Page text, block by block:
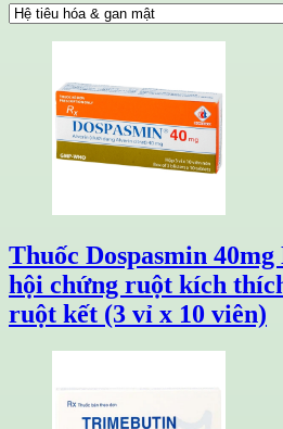
Thuốc Dospasmin
hội chứng ruột kích
ruột kết (3 vỉ x 10 viên)